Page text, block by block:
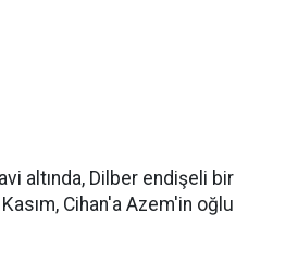
altında, Dilber endişeli bir
Cihan'a Azem'in oğlu